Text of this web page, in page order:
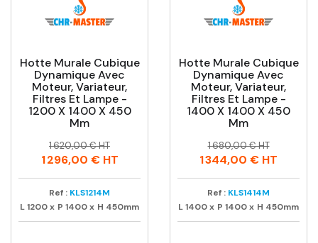
pour réaliser un achat malin aux meilleurs
Hotte Murale Cubique
Dynamique Avec
Moteur, Variateur,
Filtres Et Lampe -
1200 X 1400 X 450
Mm
Prix
Prix
habituel
1 620,00 € HT
1 296,00 €HT
Ref : KLS1214M
L1200x P 1400x H 450mm
Hotte Murale Cubique
Dynamique Avec
Moteur, Variateur,
Filtres Et Lampe -
1400 X 1400 X 450
Mm
Prix
Prix
habituel
1 680,00 € HT
1 344,00 € HT
Ref : KLS1414M
L1400x P 1400x H 450mm